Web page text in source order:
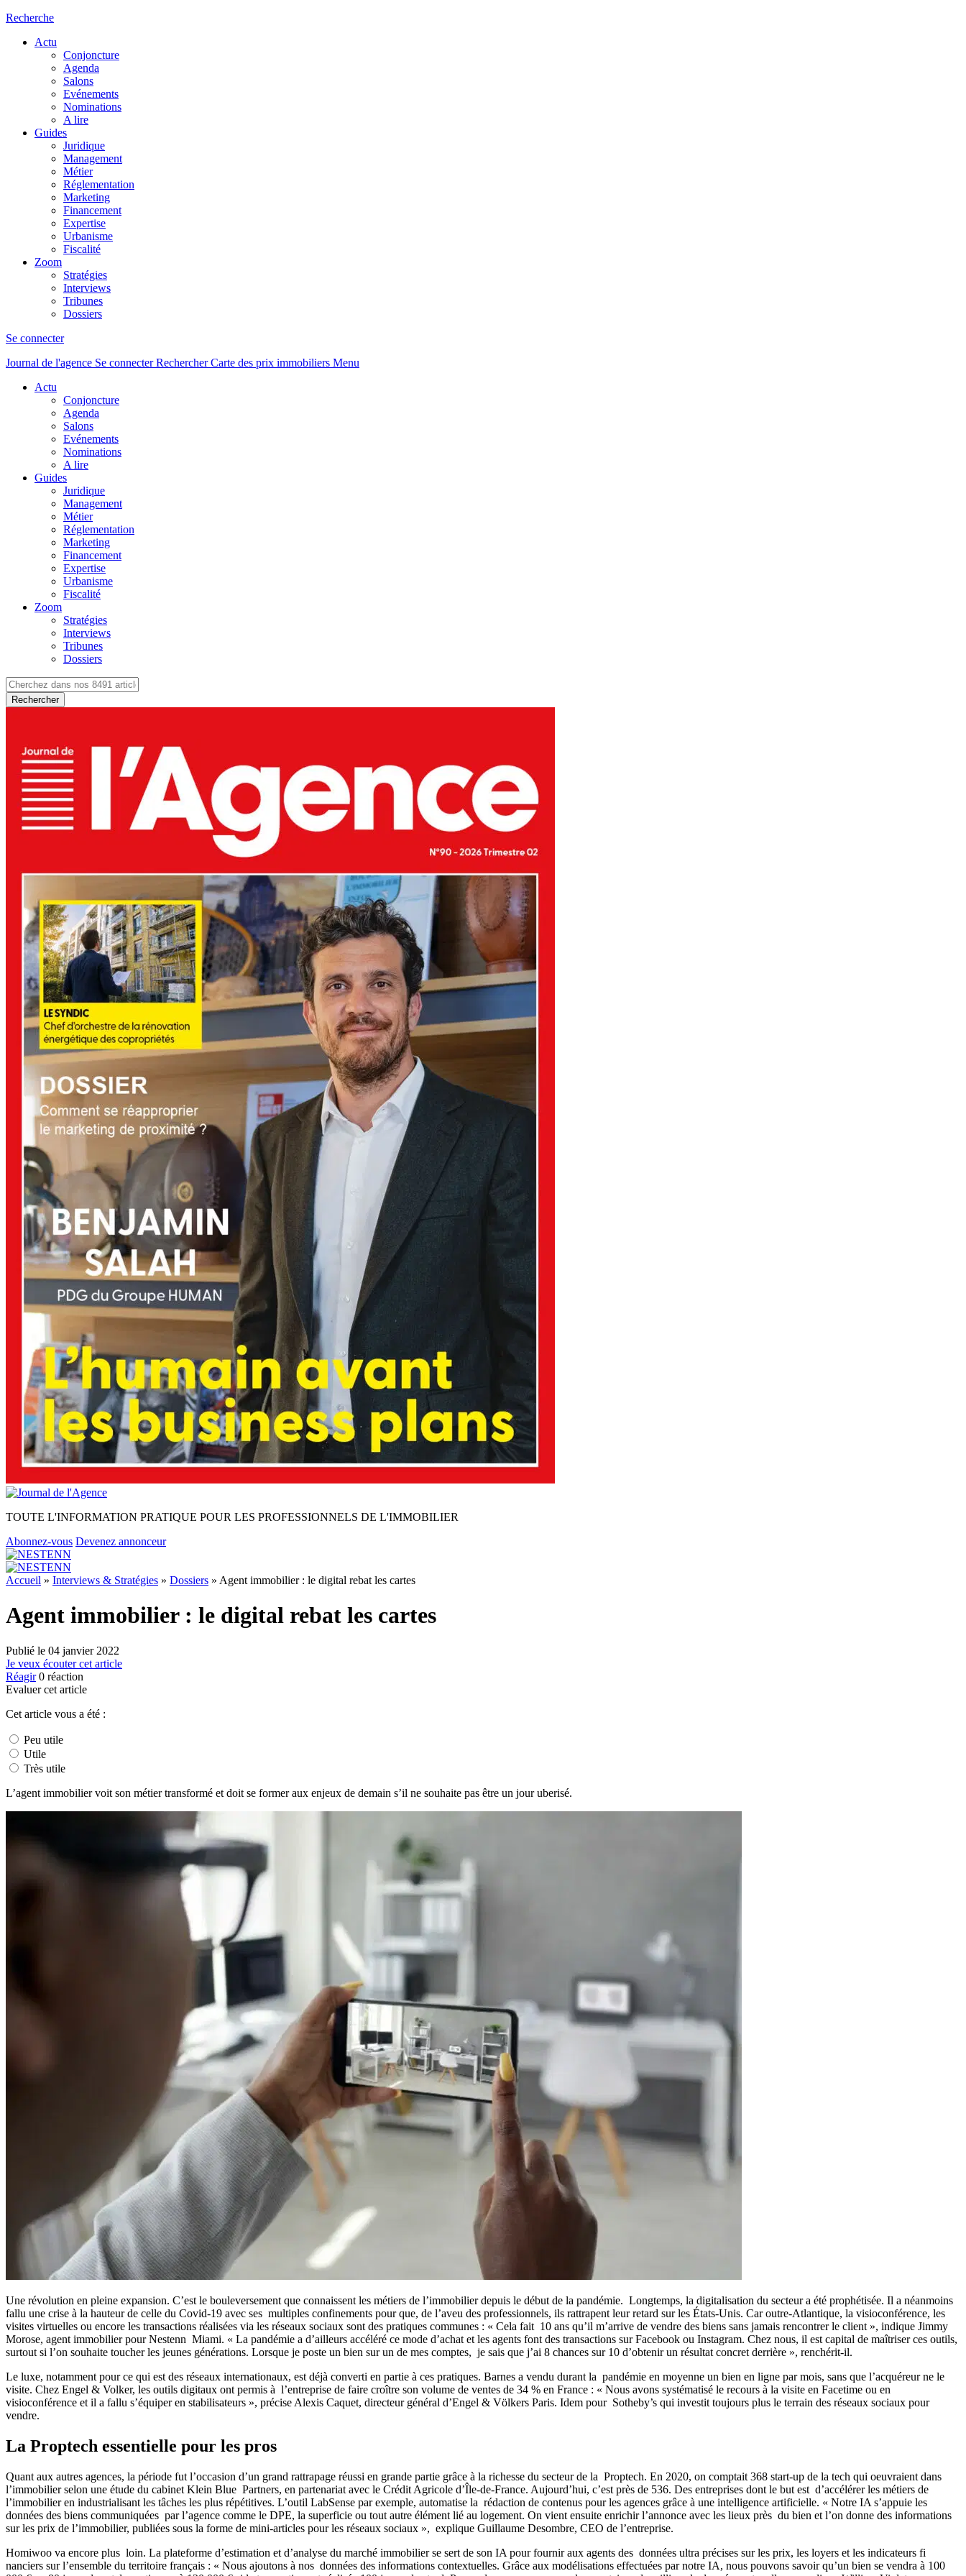
Recherche
Actu
Conjoncture
Agenda
Salons
Evénements
Nominations
A lire
Guides
Juridique
Management
Métier
Réglementation
Marketing
Financement
Expertise
Urbanisme
Fiscalité
Zoom
Stratégies
Interviews
Tribunes
Dossiers
Se connecter
Journal de l'agence Se connecterRechercher Carte des prix immobiliers Menu
Actu
Conjoncture
Agenda
Salons
Evénements
Nominations
A lire
Guides
Juridique
Management
Métier
Réglementation
Marketing
Financement
Expertise
Urbanisme
Fiscalité
Zoom
Stratégies
Interviews
Tribunes
Dossiers
Rechercher
TOUTE L'INFORMATION PRATIQUE POUR LES PROFESSIONNELS DE L'IMMOBILIER
Abonnez-vous Devenez annonceur
Accueil » Interviews & Stratégies » Dossiers » Agent immobilier : le digital rebat les cartes
Agent immobilier : le digital rebat les cartes
Publié le 04 janvier 2022
Je veux écouter cet article
Réagir 0 réaction
Evaluer cet article
Cet article vous a été :
Peu utile
Utile
Très utile
L’agent immobilier voit son métier transformé et doit se former aux enjeux de demain s’il ne souhaite pas être un jour uberisé.
Une révolution en pleine expansion. C’est le bouleversement que connaissent les métiers de l’immobilier depuis le début de la pandémie. Longtemps, la digitalisation du secteur a été prophétisée. Il a néanmoins
fallu une crise à la hauteur de celle du Covid-19 avec ses multiples confinements pour que, de l’aveu des professionnels, ils rattrapent leur retard sur les États-Unis. Car outre-Atlantique, la visioconférence, les
visites virtuelles ou encore les transactions réalisées via les réseaux sociaux sont des pratiques communes : « Cela fait 10 ans qu’il m’arrive de vendre des biens sans jamais rencontrer le client », indique Jimmy
Morose, agent immobilier pour Nestenn Miami. « La pandémie a d’ailleurs accéléré ce mode d’achat et les agents font des transactions sur Facebook ou Instagram. Chez nous, il est capital de maîtriser ces outils,
surtout si l’on souhaite toucher les jeunes générations. Lorsque je poste un bien sur un de mes comptes, je sais que j’ai 8 chances sur 10 d’obtenir un résultat concret derrière », renchérit-il.
Le luxe, notamment pour ce qui est des réseaux internationaux, est déjà converti en partie à ces pratiques. Barnes a vendu durant la pandémie en moyenne un bien en ligne par mois, sans que l’acquéreur ne le
visite. Chez Engel & Volker, les outils digitaux ont permis à l’entreprise de faire croître son volume de ventes de 34 % en France : « Nous avons systématisé le recours à la visite en Facetime ou en
visioconférence et il a fallu s’équiper en stabilisateurs », précise Alexis Caquet, directeur général d’Engel & Völkers Paris. Idem pour Sotheby’s qui investit toujours plus le terrain des réseaux sociaux pour
vendre.
La Proptech essentielle pour les pros
Quant aux autres agences, la période fut l’occasion d’un grand rattrapage réussi en grande partie grâce à la richesse du secteur de la Proptech. En 2020, on comptait 368 start-up de la tech qui oeuvraient dans
l’immobilier selon une étude du cabinet Klein Blue Partners, en partenariat avec le Crédit Agricole d’Île-de-France. Aujourd’hui, c’est près de 536. Des entreprises dont le but est d’accélérer les métiers de
l’immobilier en industrialisant les tâches les plus répétitives. L’outil LabSense par exemple, automatise la rédaction de contenus pour les agences grâce à une intelligence artificielle. « Notre IA s’appuie les
données des biens communiquées par l’agence comme le DPE, la superficie ou tout autre élément lié au logement. On vient ensuite enrichir l’annonce avec les lieux près du bien et l’on donne des informations
sur les prix de l’immobilier, publiées sous la forme de mini-articles pour les réseaux sociaux », explique Guillaume Desombre, CEO de l’entreprise.
Homiwoo va encore plus loin. La plateforme d’estimation et d’analyse du marché immobilier se sert de son IA pour fournir aux agents des données ultra précises sur les prix, les loyers et les indicateurs fi
nanciers sur l’ensemble du territoire français : « Nous ajoutons à nos données des informations contextuelles. Grâce aux modélisations effectuées par notre IA, nous pouvons savoir qu’un bien se vendra à 100